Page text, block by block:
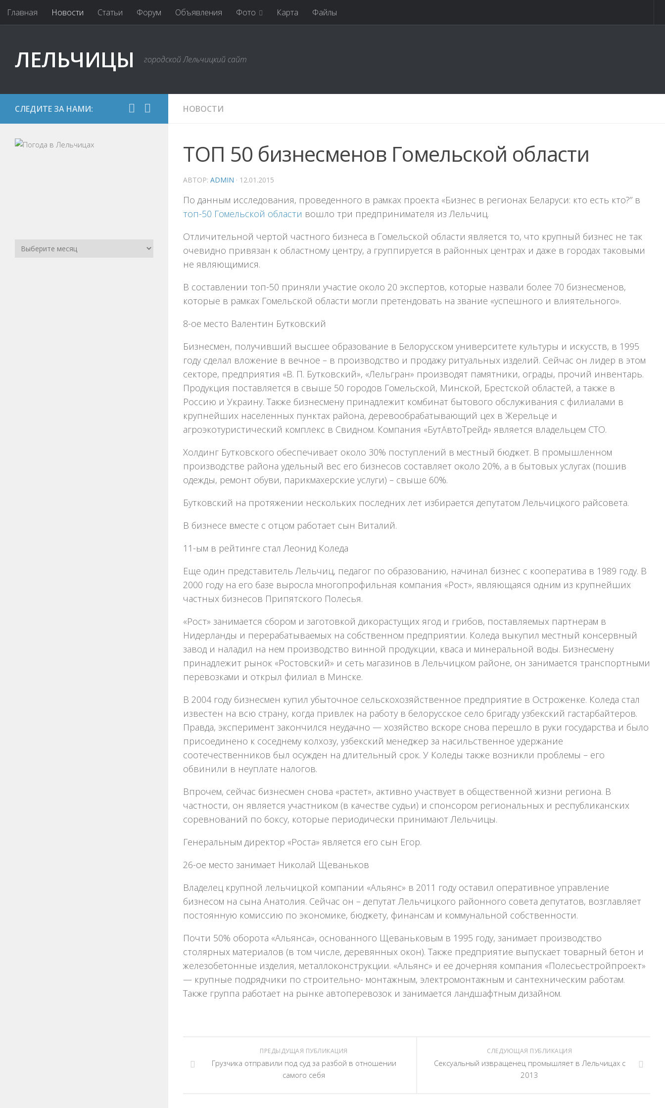
Главная Новости Статьи Форум Объявления Фото Карта Файлы
ЛЕЛЬЧИЦЫ городской Лельчицкий сайт
НОВОСТИ
ТОП 50 бизнесменов Гомельской области
АВТОР: ADMIN · 12.01.2015
По данным исследования, проведенного в рамках проекта «Бизнес в регионах Беларуси: кто есть кто?” в
топ-50 Гомельской области вошло три предпринимателя из Лельчиц.
Отличительной чертой частного бизнеса в Гомельской области является то, что крупный бизнес не так
очевидно привязан к областному центру, а группируется в районных центрах и даже в городах таковыми
не являющимися.
В составлении топ-50 приняли участие около 20 экспертов, которые назвали более 70 бизнесменов,
которые в рамках Гомельской области могли претендовать на звание «успешного и влиятельного».
8-ое место Валентин Бутковский
Бизнесмен, получивший высшее образование в Белорусском университете культуры и искусств, в 1995
году сделал вложение в вечное – в производство и продажу ритуальных изделий. Сейчас он лидер в этом
секторе, предприятия «В. П. Бутковский», «Лельгран» производят памятники, ограды, прочий инвентарь.
Продукция поставляется в свыше 50 городов Гомельской, Минской, Брестской областей, а также в
Россию и Украину. Также бизнесмену принадлежит комбинат бытового обслуживания с филиалами в
крупнейших населенных пунктах района, деревообрабатывающий цех в Жерельце и
агроэкотуристический комплекс в Свидном. Компания «БутАвтоТрейд» является владельцем СТО.
Холдинг Бутковского обеспечивает около 30% поступлений в местный бюджет. В промышленном
производстве района удельный вес его бизнесов составляет около 20%, а в бытовых услугах (пошив
одежды, ремонт обуви, парикмахерские услуги) – свыше 60%.
Бутковский на протяжении нескольких последних лет избирается депутатом Лельчицкого райсовета.
В бизнесе вместе с отцом работает сын Виталий.
11-ым в рейтинге стал Леонид Коледа
Еще один представитель Лельчиц, педагог по образованию, начинал бизнес с кооператива в 1989 году. В
2000 году на его базе выросла многопрофильная компания «Рост», являющаяся одним из крупнейших
частных бизнесов Припятского Полесья.
«Рост» занимается сбором и заготовкой дикорастущих ягод и грибов, поставляемых партнерам в
Нидерланды и перерабатываемых на собственном предприятии. Коледа выкупил местный консервный
завод и наладил на нем производство винной продукции, кваса и минеральной воды. Бизнесмену
принадлежит рынок «Ростовский» и сеть магазинов в Лельчицком районе, он занимается транспортными
перевозками и открыл филиал в Минске.
В 2004 году бизнесмен купил убыточное сельскохозяйственное предприятие в Остроженке. Коледа стал
известен на всю страну, когда привлек на работу в белорусское село бригаду узбекский гастарбайтеров.
Правда, эксперимент закончился неудачно — хозяйство вскоре снова перешло в руки государства и было
присоединено к соседнему колхозу, узбекский менеджер за насильственное удержание
соотечественников был осужден на длительный срок. У Коледы также возникли проблемы – его
обвинили в неуплате налогов.
Впрочем, сейчас бизнесмен снова «растет», активно участвует в общественной жизни региона. В
частности, он является участником (в качестве судьи) и спонсором региональных и республиканских
соревнований по боксу, которые периодически принимают Лельчицы.
Генеральным директор «Роста» является его сын Егор.
26-ое место занимает Николай Щеваньков
Владелец крупной лельчицкой компании «Альянс» в 2011 году оставил оперативное управление
бизнесом на сына Анатолия. Сейчас он – депутат Лельчицкого районного совета депутатов, возглавляет
постоянную комиссию по экономике, бюджету, финансам и коммунальной собственности.
Почти 50% оборота «Альянса», основанного Щеваньковым в 1995 году, занимает производство
столярных материалов (в том числе, деревянных окон). Также предприятие выпускает товарный бетон и
железобетонные изделия, металлоконструкции. «Альянс» и ее дочерняя компания «Полесьестройпроект»
— крупные подрядчики по строительно- монтажным, электромонтажным и сантехническим работам.
Также группа работает на рынке автоперевозок и занимается ландшафтным дизайном.
СЛЕДУЮЩАЯ ПУБЛИКАЦИЯ
Сексуальный извращенец промышляет в Лельчицах с
2013
ПРЕДЫДУЩАЯ ПУБЛИКАЦИЯ
Грузчика отправили под суд за разбой в отношении
самого себя
СЛЕДИТЕ ЗА НАМИ: